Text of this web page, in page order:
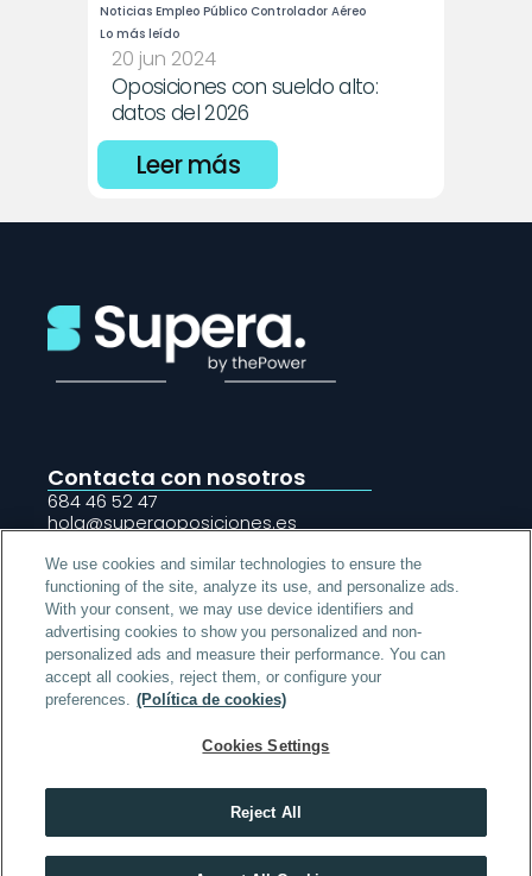
Noticias Empleo Público Controlador Aéreo
Lo más leído
20 jun 2024
Oposiciones con sueldo alto:
datos del 2026
Leer más
Contacta con nosotros
684 46 52 47
hola@superaoposiciones.es
Sevilla · Av/ Diego Martínez Barrio 4
Iniciar sesión
Acerca de Supera
© 2026 Supera · All rights reserved
Obtén toda la información que necesitas sobre SUPERA
Oposiciones
We use cookies and similar technologies to ensure the
functioning of the site, analyze its use, and personalize ads.
With your consent, we may use device identifiers and
advertising cookies to show you personalized and non-
personalized ads and measure their performance. You can
accept all cookies, reject them, or configure your
preferences. (Política de cookies)
Cookies Settings
Reject All